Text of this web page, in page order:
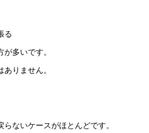
る
が多いです。
ありません。
ないケースがほとんどです。